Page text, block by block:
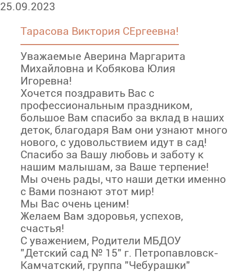
25.09.2023
Тарасова Виктория СЕргеевна!
Уважаемые Аверина Маргарита
Михайловна и Кобякова Юлия
Игоревна!
Хочется поздравить Вас с
профессиональным праздником,
большое Вам спасибо за вклад в наших
деток, благодаря Вам они узнают много
нового, с удовольствием идут в сад!
Спасибо за Вашу любовь и заботу к
нашим малышам, за Ваше терпение!
Мы очень рады, что наши детки именно
с Вами познают этот мир!
Мы Вас очень ценим!
Желаем Вам здоровья, успехов,
счастья!
С уважением, Родители МБДОУ
"Детский сад № 15" г. Петропавловск-
Камчатский, группа "Чебурашки"